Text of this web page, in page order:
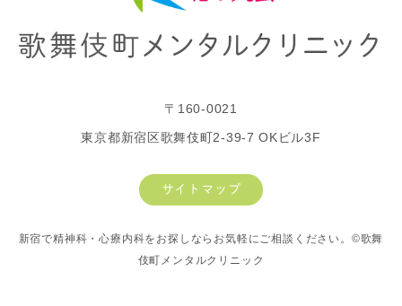
〒160-0021
東京都新宿区歌舞伎町2-39-7 OKビル3F
サイトマップ
新宿で精神科・心療内科をお探しならお気軽にご相談ください。©歌舞
伎町メンタルクリニック